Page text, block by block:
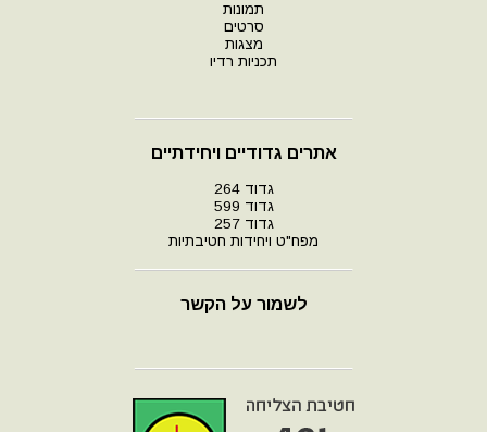
תמונות
סרטים
מצגות
תכניות רדיו
אתרים גדודיים ויחידתיים
גדוד 264
גדוד 599
גדוד 257
מפח"ט ויחידות חטיבתיות
לשמור על הקשר